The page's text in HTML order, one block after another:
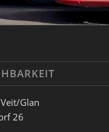
Glan
26